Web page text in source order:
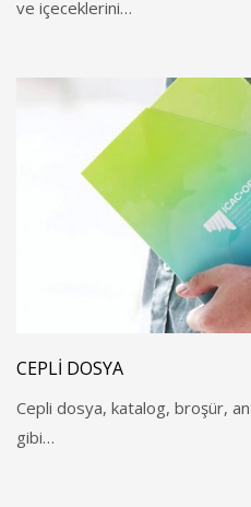
ve içeceklerini…
CEPLI DOSYA
Cepli dosya, katalog, broşür,
gibi…